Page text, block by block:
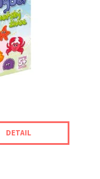
DETAIL